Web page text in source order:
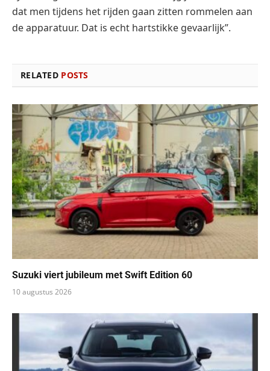
dat men tijdens het rijden gaan zitten rommelen aan
de apparatuur. Dat is echt hartstikke gevaarlijk”.
RELATED POSTS
Suzuki viert jubileum met Swift Edition 60
10 augustus 2026